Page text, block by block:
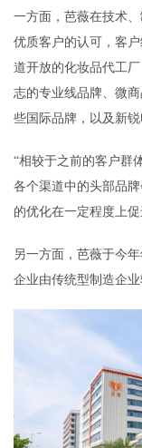
一方面，芭薇在技术
优质客户的认可，客
道开放的化妆品代工
志的专业线品牌、微
些国际品牌，以及新锐
“相较于之前的客户群
各个渠道中的头部品
的优化在一定程度上
另一方面，芭薇于今
企业由传统型制造企